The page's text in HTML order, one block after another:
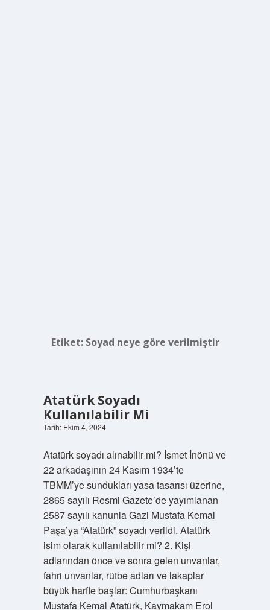
Etiket: Soyad neye göre verilmiştir
Atatürk Soyadı
Kullanılabilir Mi
Tarih: Ekim 4, 2024
Atatürk soyadı alınabilir mi? İsmet İnönü ve
22 arkadaşının 24 Kasım 1934’te
TBMM’ye sundukları yasa tasarısı üzerine,
2865 sayılı Resmi Gazete’de yayımlanan
2587 sayılı kanunla Gazi Mustafa Kemal
Paşa’ya “Atatürk” soyadı verildi. Atatürk
isim olarak kullanılabilir mi? 2. Kişi
adlarından önce ve sonra gelen unvanlar,
fahri unvanlar, rütbe adları ve lakaplar
büyük harfle başlar: Cumhurbaşkanı
Mustafa Kemal Atatürk, Kaymakam Erol